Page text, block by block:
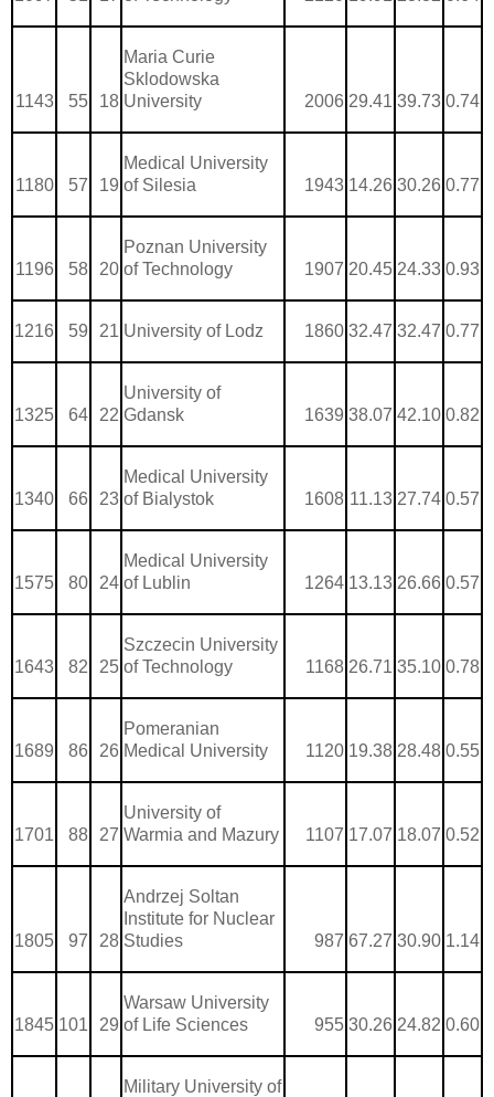
1143 55 18
Maria Curie
Sklodowska
University
2006 29.41 39.73 0.74
1180 57 19
Medical University
of Silesia
1943 14.26 30.26 0.77
1196 58 20
Poznan University
of Technology
1907 20.45 24.33 0.93
1216 59 21 University of Lodz 1860 32.47 32.47 0.77
1325 64 22
University of
Gdansk
1639 38.07 42.10 0.82
1340 66 23
Medical University
of Bialystok
1608 11.13 27.74 0.57
1575 80 24
Medical University
of Lublin
1264 13.13 26.66 0.57
1643 82 25
Szczecin University
of Technology
1168 26.71 35.10 0.78
1689 86 26
Pomeranian
Medical University
1120 19.38 28.48 0.55
1701 88 27
University of
Warmia and Mazury
1107 17.07 18.07 0.52
1805 97 28
Andrzej Soltan
Institute for Nuclear
Studies
987 67.27 30.90 1.14
1845 101 29
Warsaw University
of Life Sciences
955 30.26 24.82 0.60
Military University of